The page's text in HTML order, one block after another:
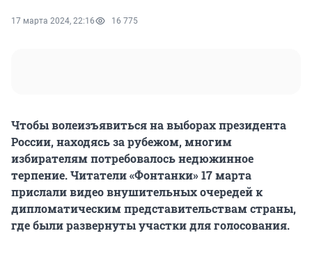
17 марта 2024, 22:16 16 775
Чтобы волеизъявиться на выборах президента
России, находясь за рубежом, многим
избирателям потребовалось недюжинное
терпение. Читатели «Фонтанки» 17 марта
прислали видео внушительных очередей к
дипломатическим представительствам страны,
где были развернуты участки для голосования.